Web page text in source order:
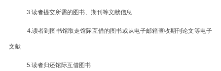
3.读者提交所需的图书、期刊等文献信息
4.读者到图书馆取走馆际互借的图书或从电子邮箱查收期刊论文等电子
文献
5.读者归还馆际互借图书